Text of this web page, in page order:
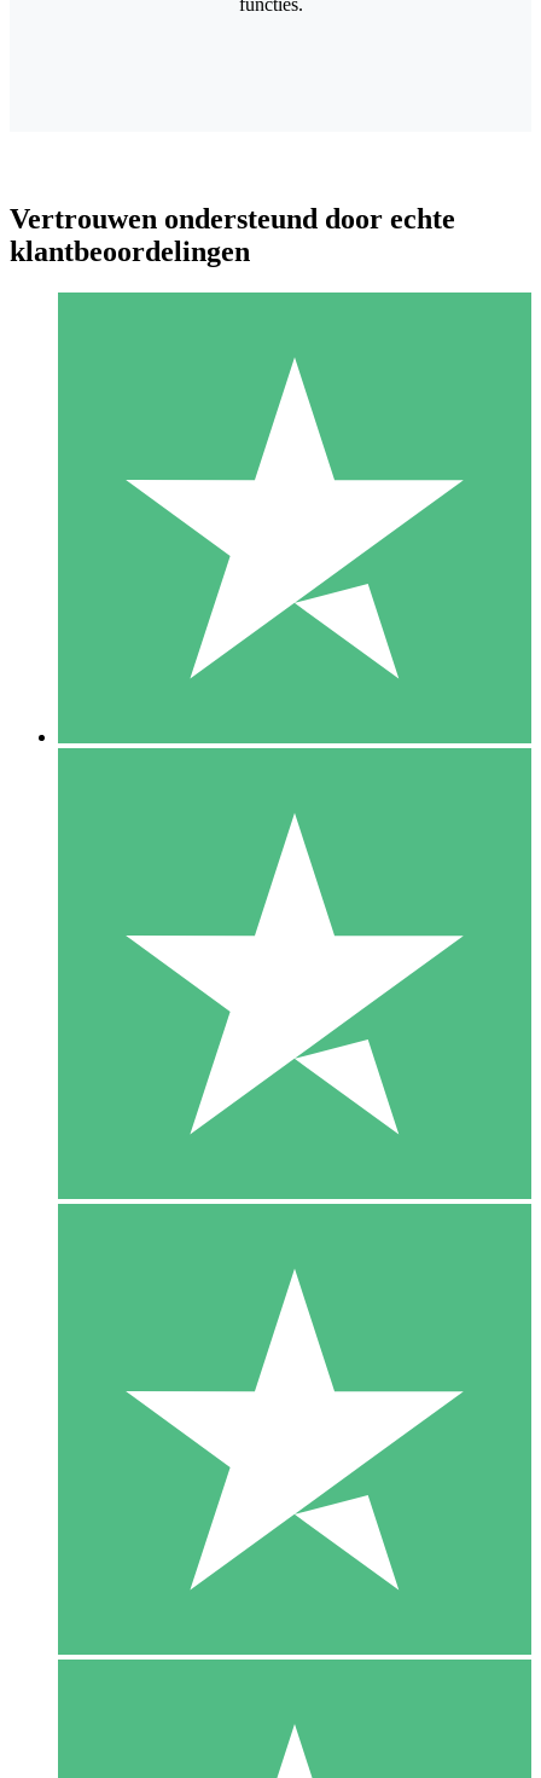
Individuele Creditpakketten
Betaal per gebruik met downloadtegoeden. Geen maandelijkse
1000
10 Downloaden
20 00
Vertrouwen ondersteund door echte
klantbeoordelingen